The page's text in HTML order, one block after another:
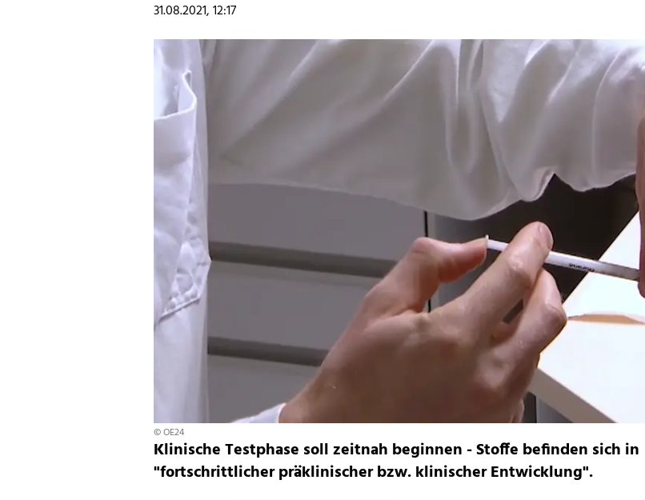
31.08.2021, 12:17
© OE24
Klinische Testphase soll zeitnah beginnen - Stoffe befinden sich in
"fortschrittlicher präklinischer bzw. klinischer Entwicklung".